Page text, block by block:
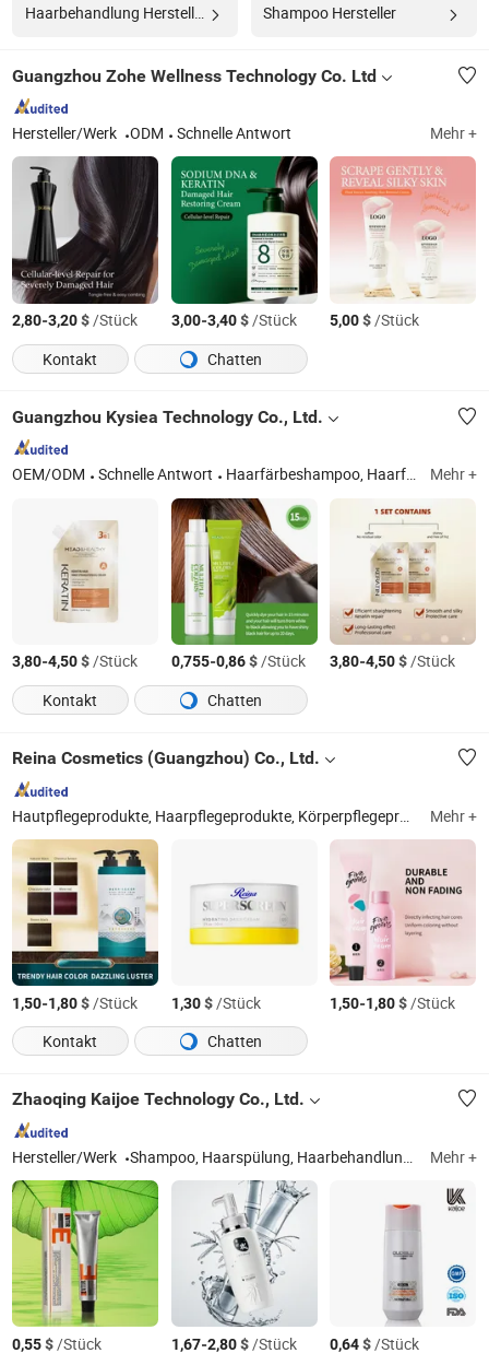
Haarbehandlung Hersteller Shampoo Hersteller
Guangzhou Zohe Wellness Technology Co. Ltd
Hersteller/Werk ODM Schnelle Antwort Mehr +
2,80-3,20$/Stück 3,00-3,40$/Stück 5,00$/Stück
Kontakt
Chatten
Guangzhou Kysiea Technology Co., Ltd.
OEM/ODM Schnelle Antwort Haarfärbeshampoo, Haarfarbe, Shampoo, Shampoo und Conditioner, Dauerwelle Lotion, Seife, Duschgel, Haarpflege, Haarpflege Styling, Körperlotion Mehr +
3,80-4,50$/Stück 0,755-0,86$/Stück 3,80-4,50$/Stück
Kontakt
Chatten
Reina Cosmetics (Guangzhou) Co., Ltd.
Hautpflegeprodukte, Haarpflegeprodukte, Körperpflegeprodukte, Haarfärbe- und Dauerwellenprodukte, Sonnenschutzprodukte, Minoxidil, Sonnenpflegeprodukte, Körperpflegeprodukte, rezeptfreie Körperpflege, Aerosol-Körperpflege Mehr +
1,50-1,80$/Stück 1,30$/Stück 1,50-1,80$/Stück
Kontakt
Chatten
Zhaoqing Kaijoe Technology Co., Ltd.
Hersteller/Werk Shampoo, Haarspülung, Haarbehandlung, Dauerwelle, Haarfarbe Mehr +
0,55$/Stück 1,67-2,80$/Stück 0,64$/Stück